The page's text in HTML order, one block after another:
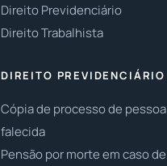
Direito Previdenciário
Direito Trabalhista
DIREITO PREVIDENCIÁRIO
Cópia de processo de pessoa
falecida
Pensão por morte em caso de